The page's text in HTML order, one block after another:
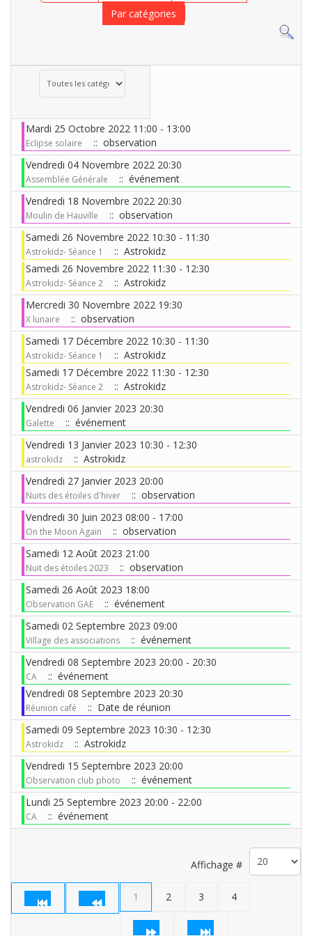
Par catégories
Mardi 25 Octobre 2022 11:00 - 13:00
Eclipse solaire
:: observation
Vendredi 04 Novembre 2022 20:30
Assemblée Générale
:: événement
Vendredi 18 Novembre 2022 20:30
Moulin de Hauville
:: observation
Samedi 26 Novembre 2022 10:30 - 11:30
Astrokidz- Séance 1
:: Astrokidz
Samedi 26 Novembre 2022 11:30 - 12:30
Astrokidz- Séance 2
:: Astrokidz
Mercredi 30 Novembre 2022 19:30
X lunaire
:: observation
Samedi 17 Décembre 2022 10:30 - 11:30
Astrokidz- Séance 1
:: Astrokidz
Samedi 17 Décembre 2022 11:30 - 12:30
Astrokidz- Séance 2
:: Astrokidz
Vendredi 06 Janvier 2023 20:30
Galette
:: événement
Vendredi 13 Janvier 2023 10:30 - 12:30
astrokidz
:: Astrokidz
Vendredi 27 Janvier 2023 20:00
Nuits des étoiles d'hiver
:: observation
Vendredi 30 Juin 2023 08:00 - 17:00
On the Moon Again
:: observation
Samedi 12 Août 2023 21:00
Nuit des étoiles 2023
:: observation
Samedi 26 Août 2023 18:00
Observation GAE
:: événement
Samedi 02 Septembre 2023 09:00
Village des associations
:: événement
Vendredi 08 Septembre 2023 20:00 - 20:30
CA
:: événement
Vendredi 08 Septembre 2023 20:30
Réunion café
:: Date de réunion
Samedi 09 Septembre 2023 10:30 - 12:30
Astrokidz
:: Astrokidz
Vendredi 15 Septembre 2023 20:00
Observation club photo
:: événement
Lundi 25 Septembre 2023 20:00 - 22:00
CA :: événement
Affichage #
1 2 3 4